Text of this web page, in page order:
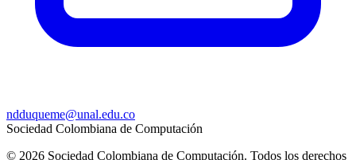
ndduqueme@unal.edu.co
Sociedad Colombiana de Computación
© 2026 Sociedad Colombiana de Computación. Todos los derechos